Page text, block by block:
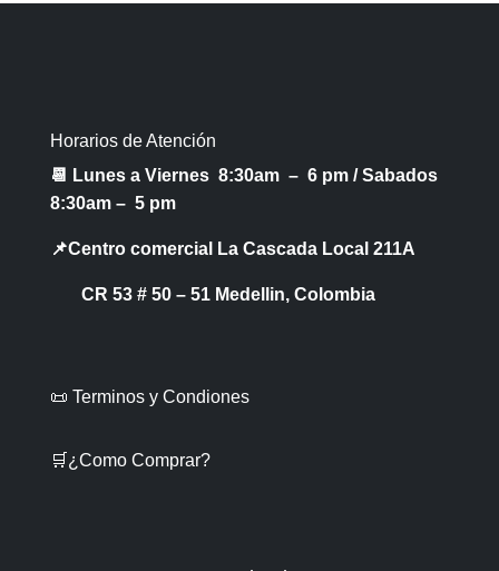
Horarios de Atención
📆 Lunes a Viernes 8:30am – 6 pm /Sabados
8:30am – 5 pm
📌Centro comercial La Cascada Local 211A
CR 53 # 50 – 51 Medellin, Colombia
📜 Terminos y Condiones
🛒¿Como Comprar?